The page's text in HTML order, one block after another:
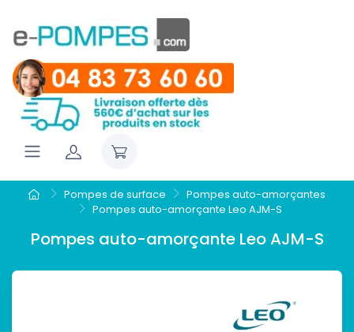
Pompes de surface
Pompes auto-amorçantes
Pompes auto-amorçante Leo AJM-S
Pompes auto-amorçante Leo AJM-S